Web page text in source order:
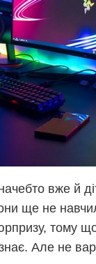
вже й
ще не
тому
Але не